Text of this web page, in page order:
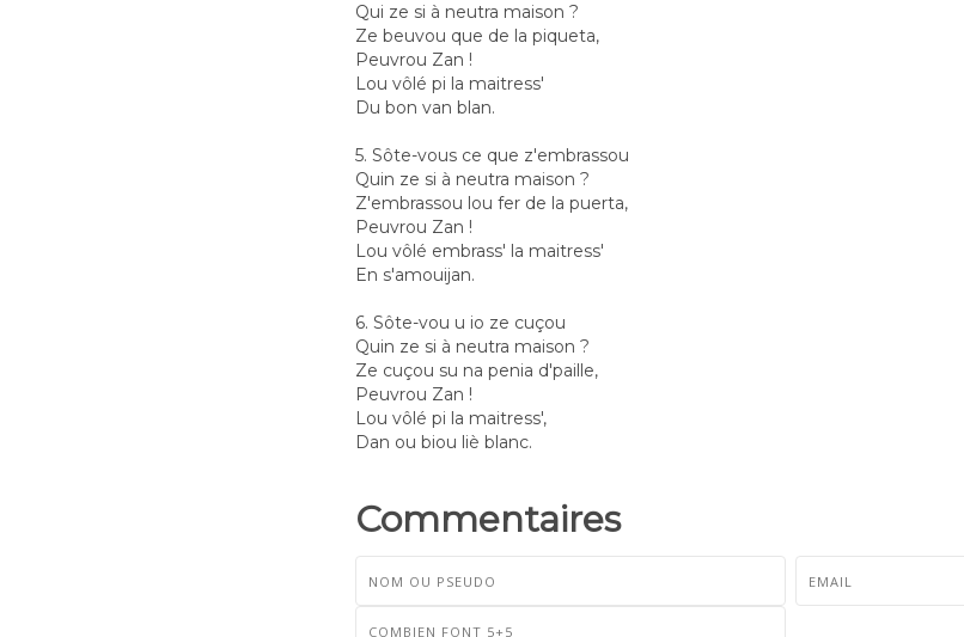
Qui ze si à neutra maison ?
Ze beuvou que de la piqueta,
Peuvrou Zan !
Lou vôlé pi la maitress'
Du bon van blan.
5. Sôte-vous ce que z'embrassou
Quin ze si à neutra maison ?
Z'embrassou lou fer de la puerta,
Peuvrou Zan !
Lou vôlé embrass' la maitress'
En s'amouijan.
6. Sôte-vou u io ze cuçou
Quin ze si à neutra maison ?
Ze cuçou su na penia d'paille,
Peuvrou Zan !
Lou vôlé pi la maitress',
Dan ou biou liè blanc.
Commentaires